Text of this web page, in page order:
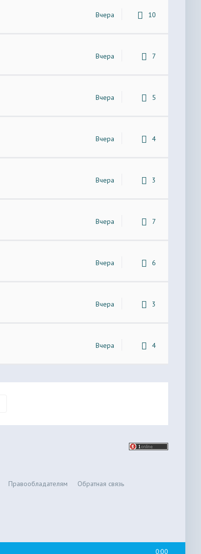
Вчера 10
Вчера 7
Вчера 5
Вчера 4
Вчера 3
Вчера 7
Вчера 6
Вчера 3
Вчера 4
Правообладателям Обратная связь
0:00